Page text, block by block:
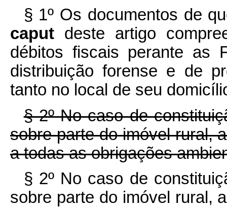
§ 1º Os documentos de
caput deste artigo
débitos fiscais perante as
distribuição forense e de
tanto no local de seu
§ 2º No caso de
sobre parte do imóvel rural,
a todas as obrigações
§ 2º No caso de
sobre parte do imóvel rural,